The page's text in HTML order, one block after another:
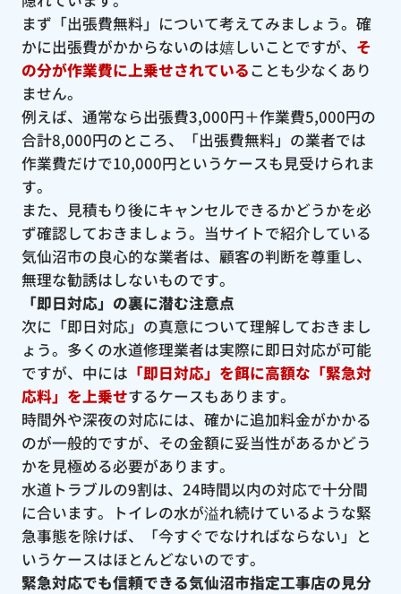
まず「出張費無料」について考えてみましょう。確
かに出張費がかからないのは嬉しいことですが、 そ
の分が作業費に上乗せされていることも少なくあり
ません。
例えば、通常なら出張費3,000円＋作業費5,000円の
合計8,000円のところ、「出張費無料」の業者では
作業費だけで10,000円というケースも見受けられま
す。
また、見積もり後にキャンセルできるかどうかを必
ず確認しておきましょう。当サイトで紹介している
気仙沼市の良心的な業者は、顧客の判断を尊重し、
無理な勧誘はしないものです。
「即日対応」の裏に潜む注意点
次に「即日対応」の真意について理解しておきまし
ょう。多くの水道修理業者は実際に即日対応が可能
ですが、中には 「即日対応」を餌に高額な「緊急対
応料」を上乗せするケースもあります。
時間外や深夜の対応には、確かに追加料金がかかる
のが一般的ですが、その金額に妥当性があるかどう
かを見極める必要があります。
水道トラブルの9割は、24時間以内の対応で十分間
に合います。トイレの水が溢れ続けているような緊
急事態を除けば、「今すぐでなければならない」と
いうケースはほとんどないのです。
緊急対応でも信頼できる気仙沼市指定工事店の見分